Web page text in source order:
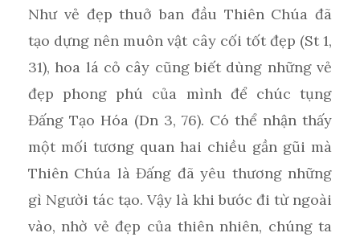
Như vẻ đẹp thuở ban đầu Thiên Chúa đã
tạo dựng nên muôn vật cây cối tốt đẹp (St 1,
31), hoa lá cỏ cây cũng biết dùng những vẻ
đẹp phong phú của mình để chúc tụng
Đấng Tạo Hóa (Dn 3, 76). Có thể nhận thấy
một mối tương quan hai chiều gần gũi mà
Thiên Chúa là Đấng đã yêu thương những
gì Người tác tạo. Vậy là khi bước đi từ ngoài
vào, nhờ vẻ đẹp của thiên nhiên, chúng ta